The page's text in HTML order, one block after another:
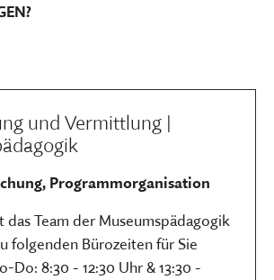
und Vermittlung |
Programmorganisation
das Team der Museumspädagogik
folgenden Bürozeiten für Sie
Do: 8:30 - 12:30 Uhr & 13:30 -